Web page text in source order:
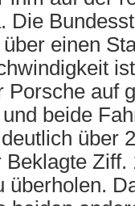
Die
einen
Porsche auf
beide
über
Beklagte
überholen.